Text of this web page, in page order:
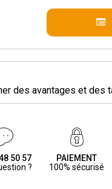
des avantages et des
50 57
?
PAIEMENT
100% sécurisé